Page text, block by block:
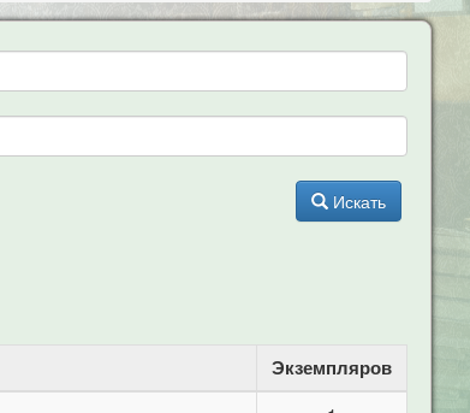
Искать
Экземпляров